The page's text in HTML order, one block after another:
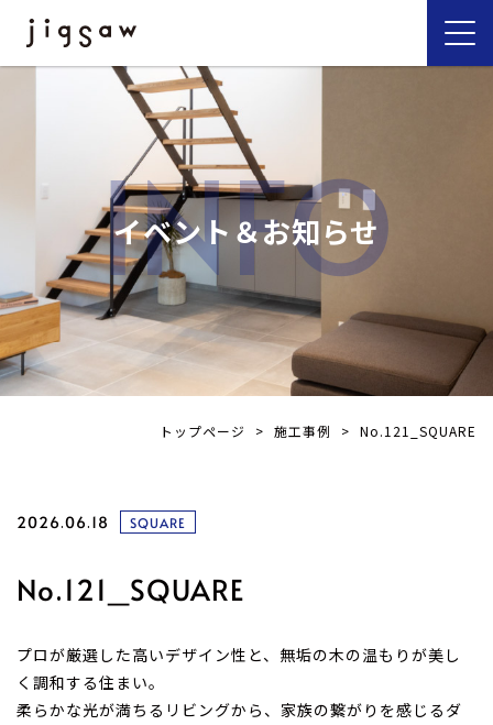
INFO
イベント＆お知らせ
トップページ > 施工事例 > No.121_SQUARE
2026.06.18 SQUARE
No.121_SQUARE
プロが厳選した高いデザイン性と、無垢の木の温もりが美し
く調和する住まい。
柔らかな光が満ちるリビングから、家族の繋がりを感じるダ